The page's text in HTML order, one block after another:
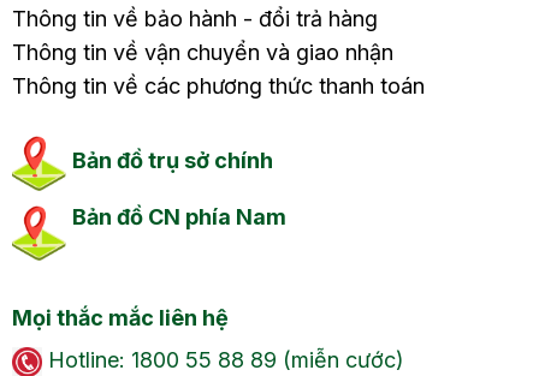
Thông tin về bảo hành - đổi trả hàng
Thông tin về vận chuyển và giao nhận
Thông tin về các phương thức thanh toán
Bản đồ trụ sở chính
Bản đồ CN phía Nam
Mọi thắc mắc liên hệ
Hotline: 1800 55 88 89 (miễn cước)